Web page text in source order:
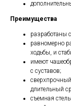
Преимущества
разработаны
равномерно
ходьбы, и
имеют
с суставов;
длительный
съемная